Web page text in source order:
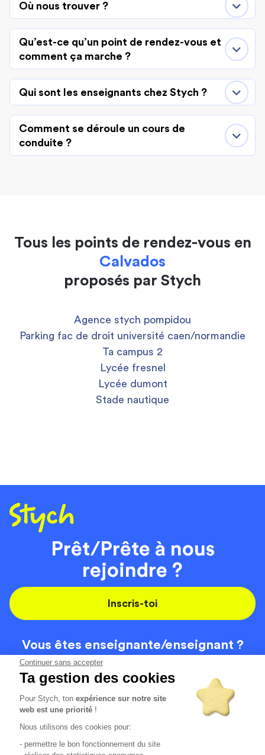
Continuer sans accepter
Ta gestion des cookies
Pour Stych, tonexpérience sur notre site
web est une priorité !
Nous utilisons des cookies pour:
- permettre le bon fonctionnement du site
Où nous trouver ?
Qu’est-ce qu’un point de rendez-vous et
comment ça marche ?
Qui sont les enseignants chez Stych ?
Comment se déroule un cours de
conduite ?
Tous les points de rendez-vous en
Calvados
proposés par Stych
Agence stych pompidou
Parking fac de droit université caen/normandie
Ta campus 2
Lycée fresnel
Lycée dumont
Stade nautique
Prêt/Prête à nous
rejoindre ?
Inscris-toi
Vous êtes enseignante/enseignant ?
On recrute
Code de la route
Localisation
Contact